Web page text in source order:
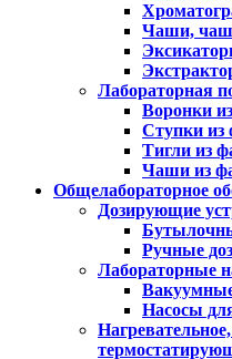
Чаши,
Лабораторная
Воронки
Ступки из
Тигли из
Чаши из
Общелабораторное
Дозирующие
Ручные
Лабораторные
Насосы